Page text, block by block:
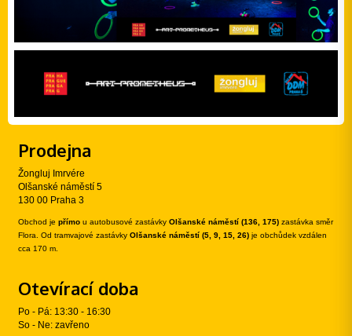
Prodejna
Žongluj Imrvére
Olšanské náměstí 5
130 00 Praha 3
Obchod je přímo u autobusové zastávky Olšanské náměstí (136, 175) zastávka směr
Flora. Od tramvajové zastávky Olšanské náměstí (5, 9, 15, 26) je obchůdek vzdálen
cca 170 m.
Otevírací doba
Po - Pá: 13:30 - 16:30
So - Ne: zavřeno